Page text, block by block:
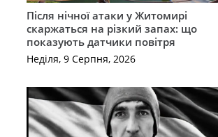
Після нічної атаки у Житомирі
скаржаться на різкий запах: що
показують датчики повітря
Неділя, 9 Серпня, 2026